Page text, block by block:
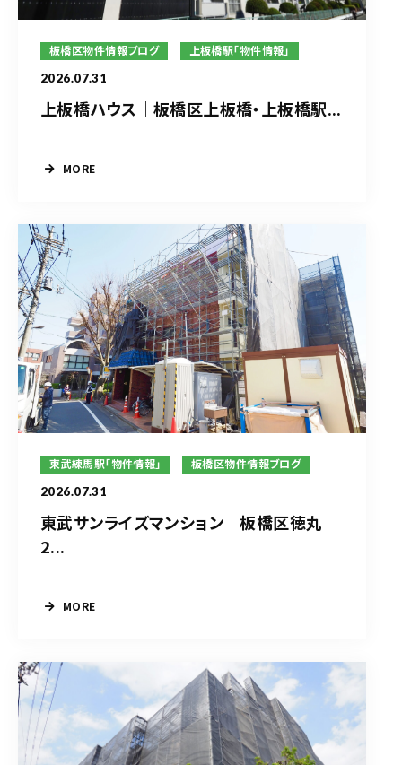
板橋区物件情報ブログ 上板橋駅「物件情報」
2026.07.31
上板橋ハウス｜板橋区上板橋・上板橋駅...
MORE
東武練馬駅「物件情報」 板橋区物件情報ブログ
2026.07.31
東武サンライズマンション｜板橋区徳丸
2...
MORE